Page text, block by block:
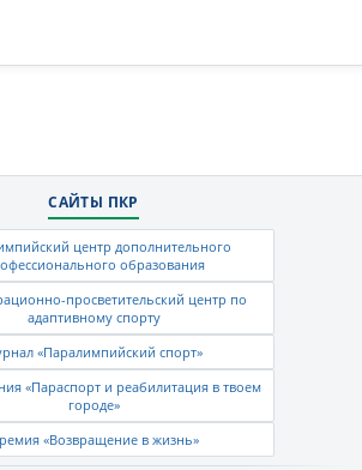
САЙТЫ ПКР
центр дополнительного
образования
просветительский центр по
адаптивному спорту
«Паралимпийский спорт»
«Параспорт и реабилитация в твоем
городе»
«Возвращение в жизнь»